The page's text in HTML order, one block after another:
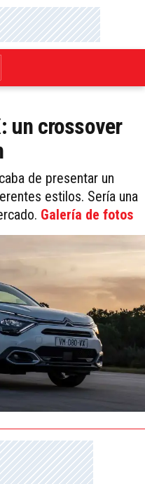
un crossover
de presentar un
estilos. Sería una
Galería de fotos